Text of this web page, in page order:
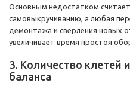
Основным недостатком
самовыкручиванию, а любая
демонтажа и сверления новых
увеличивает время простоя
3. Количество клетей
баланса